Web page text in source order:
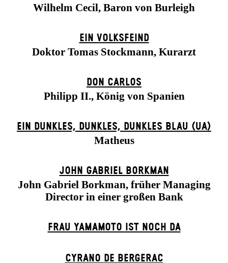
Wilhelm Cecil, Baron von Burleigh
EIN VOLKS­FEIND
Doktor Tomas Stockmann, Kurarzt
DON CARLOS
Philipp II., König von Spanien
EIN DUNK­LES, DUNK­LES, DUNK­LES BLAU (UA)
Matheus
JOHN GABRIEL BORKMAN
John Gabriel Borkman, früher Managing
Director in einer großen Bank
FRAU YAMAMOTO IST NOCH DA
CYRANO DE BERGERAC